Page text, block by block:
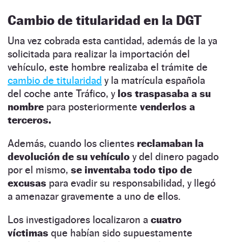
Cambio de titularidad en la DGT
Una vez cobrada esta cantidad, además de la ya
solicitada para realizar la importación del
vehículo, este hombre realizaba el trámite de
cambio de titularidad y la matrícula española
del coche ante Tráfico, y los traspasaba a su
nombre para posteriormente venderlos a
terceros.
Además, cuando los clientes reclamaban la
devolución de su vehículo y del dinero pagado
por el mismo, se inventaba todo tipo de
excusas para evadir su responsabilidad, y llegó
a amenazar gravemente a uno de ellos.
Los investigadores localizaron a cuatro
víctimas que habían sido supuestamente